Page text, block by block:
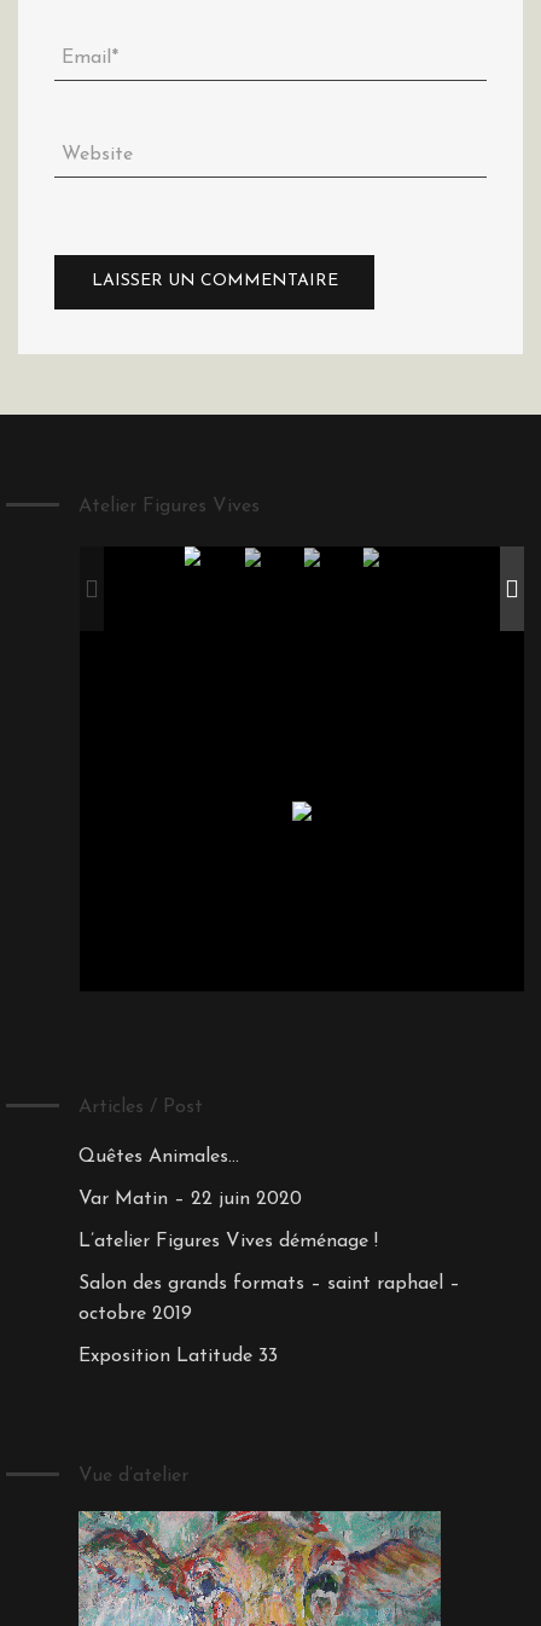
Atelier Figures Vives
Articles / Post
Quêtes Animales…
Var Matin – 22 juin 2020
L’atelier Figures Vives déménage !
Salon des grands formats – saint raphael –
octobre 2019
Exposition Latitude 33
Vue d’atelier